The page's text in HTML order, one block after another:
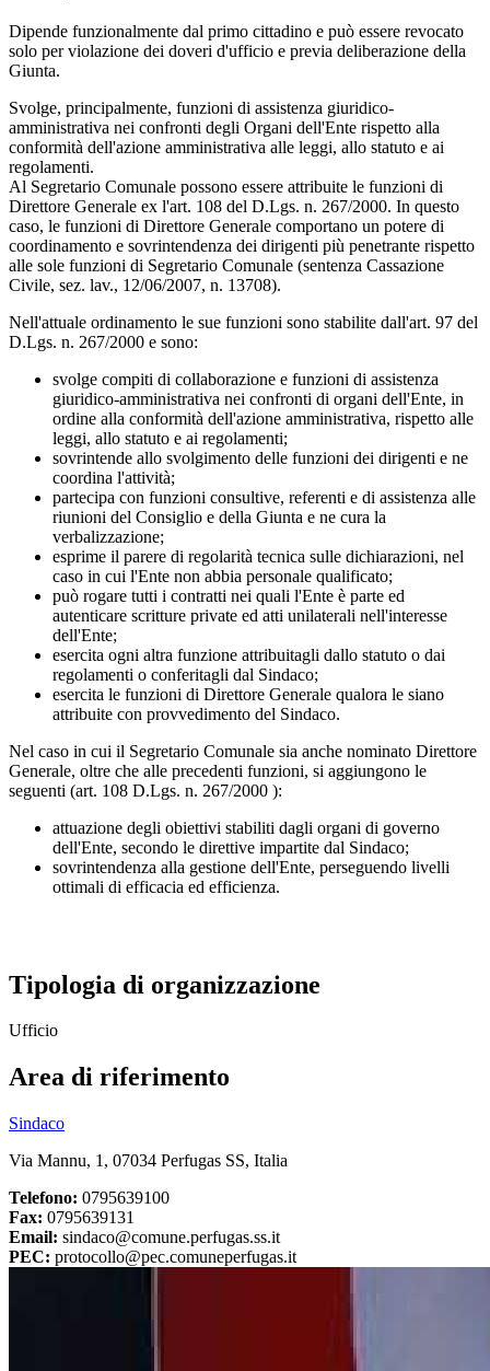
Dipende funzionalmente dal primo cittadino e può essere revocato
solo per violazione dei doveri d'ufficio e previa deliberazione della
Giunta.
Svolge, principalmente, funzioni di assistenza giuridico-
amministrativa nei confronti degli Organi dell'Ente rispetto alla
conformità dell'azione amministrativa alle leggi, allo statuto e ai
regolamenti.
Al Segretario Comunale possono essere attribuite le funzioni di
Direttore Generale ex l'art. 108 del D.Lgs. n. 267/2000. In questo
caso, le funzioni di Direttore Generale comportano un potere di
coordinamento e sovrintendenza dei dirigenti più penetrante rispetto
alle sole funzioni di Segretario Comunale (sentenza Cassazione
Civile, sez. lav., 12/06/2007, n. 13708).
Nell'attuale ordinamento le sue funzioni sono stabilite dall'art. 97 del
D.Lgs. n. 267/2000 e sono:
svolge compiti di collaborazione e funzioni di assistenza
giuridico-amministrativa nei confronti di organi dell'Ente, in
ordine alla conformità dell'azione amministrativa, rispetto alle
leggi, allo statuto e ai regolamenti;
sovrintende allo svolgimento delle funzioni dei dirigenti e ne
coordina l'attività;
partecipa con funzioni consultive, referenti e di assistenza alle
riunioni del Consiglio e della Giunta e ne cura la
verbalizzazione;
esprime il parere di regolarità tecnica sulle dichiarazioni, nel
caso in cui l'Ente non abbia personale qualificato;
può rogare tutti i contratti nei quali l'Ente è parte ed
autenticare scritture private ed atti unilaterali nell'interesse
dell'Ente;
esercita ogni altra funzione attribuitagli dallo statuto o dai
regolamenti o conferitagli dal Sindaco;
esercita le funzioni di Direttore Generale qualora le siano
attribuite con provvedimento del Sindaco.
Nel caso in cui il Segretario Comunale sia anche nominato Direttore
Generale, oltre che alle precedenti funzioni, si aggiungono le
seguenti (art. 108 D.Lgs. n. 267/2000 ):
attuazione degli obiettivi stabiliti dagli organi di governo
dell'Ente, secondo le direttive impartite dal Sindaco;
sovrintendenza alla gestione dell'Ente, perseguendo livelli
ottimali di efficacia ed efficienza.
Tipologia di organizzazione
Ufficio
Area di riferimento
Sindaco
Via Mannu, 1, 07034 Perfugas SS, Italia
Telefono: 0795639100
Fax: 0795639131
Email: sindaco@comune.perfugas.ss.it
PEC: protocollo@pec.comuneperfugas.it